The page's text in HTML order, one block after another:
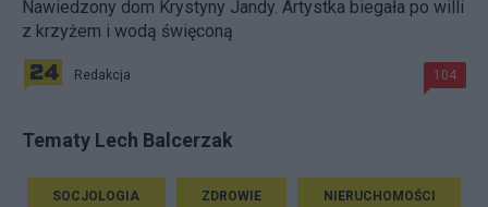
Nawiedzony dom Krystyny Jandy. Artystka biegała po willi
z krzyżem i wodą święconą
Redakcja 104
Tematy Lech Balcerzak
SOCJOLOGIA ZDROWIE NIERUCHOMOŚCI